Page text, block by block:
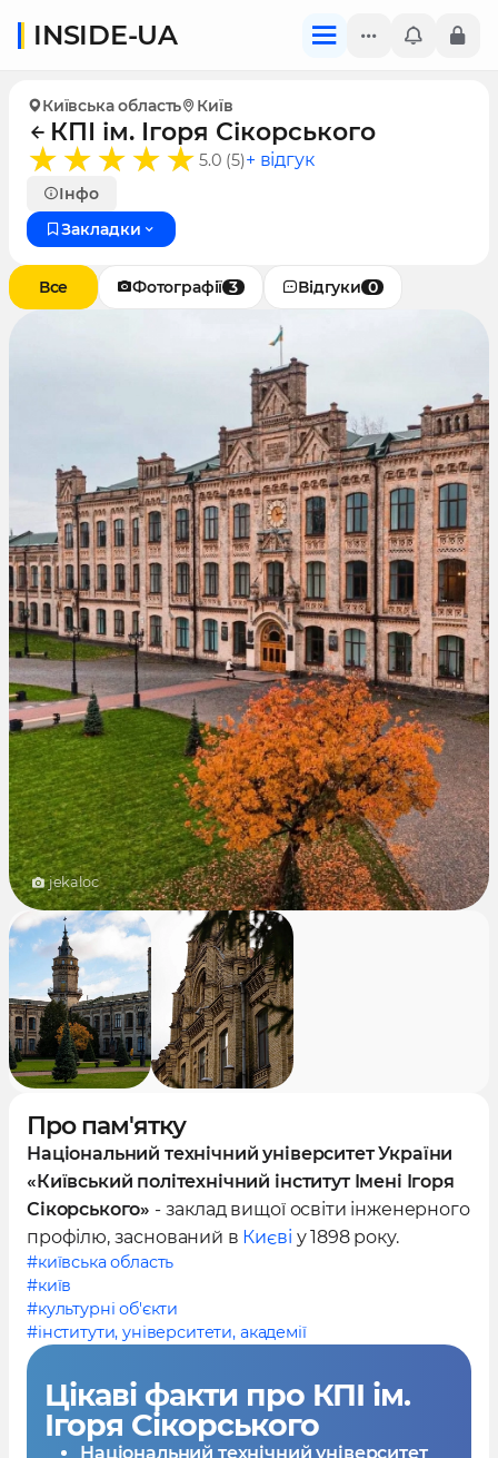
INSIDE-UA
Київська область Київ
КПІ ім. Ігоря Сікорського
5.0 (5)+ відгук
Інфо
Закладки
Все Фотографії 3 Відгуки 0
jekaloc
Про пам'ятку
Національний технічний університет України
«Київський політехнічний інститут Імені Ігоря
Сікорського» - заклад вищої освіти інженерного
профілю, заснований в Києві у 1898 року.
#київська область
#київ
#культурні об'єкти
#інститути, університети, академії
Цікаві факти про КПІ ім.
Ігоря Сікорського
Національний технічний університет